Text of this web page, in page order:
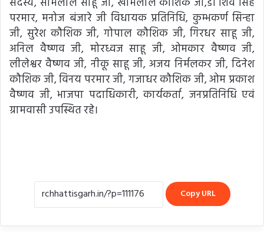
परमार, मनोज बंजारे जी विधायक प्रतिनिधि, कुम्भकर्ण सिन्हा
जी, सुरेश कौशिक जी, गोपाल कौशिक जी, गिरधर साहू जी,
अनिल वैष्णव जी, मोरध्वज साहू जी, ओमकार वैष्णव जी,
लीलेश्वर वैष्णव जी, नीकू साहू जी, अजय निर्मलकर जी, दिनेश
कौशिक जी, विनय परमार जी, गजाधर कौशिक जी, ओम प्रकाश
वैष्णव जी, भाजपा पदाधिकारी, कार्यकर्ता, जनप्रतिनिधि एवं
ग्रामवासी उपस्थित रहे।
Copy URL